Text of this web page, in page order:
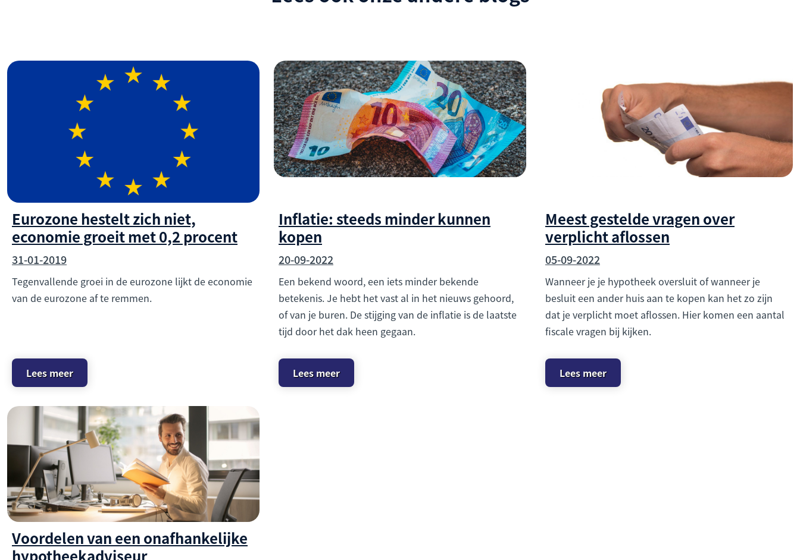
Eurozone hestelt zich niet,
economie groeit met 0,2 procent
31-01-2019
Tegenvallende groei in de eurozone lijkt de economie
van de eurozone af te remmen.
Lees meer
Inflatie: steeds minder kunnen
kopen
20-09-2022
Een bekend woord, een iets minder bekende
betekenis. Je hebt het vast al in het nieuws gehoord,
of van je buren. De stijging van de inflatie is de laatste
tijd door het dak heen gegaan.
Lees meer
Meest gestelde vragen over
verplicht aflossen
05-09-2022
Wanneer je je hypotheek oversluit of wanneer je
besluit een ander huis aan te kopen kan het zo zijn
dat je verplicht moet aflossen. Hier komen een aantal
fiscale vragen bij kijken.
Lees meer
Voordelen van een onafhankelijke
hypotheekadviseur